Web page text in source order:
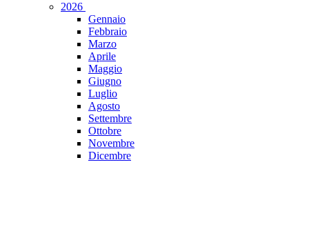
2026
Gennaio
Febbraio
Marzo
Aprile
Maggio
Giugno
Luglio
Agosto
Settembre
Ottobre
Novembre
Dicembre